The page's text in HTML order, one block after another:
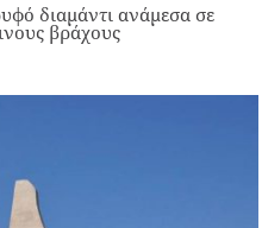
διαμάντι ανάμεσα σε
βράχους